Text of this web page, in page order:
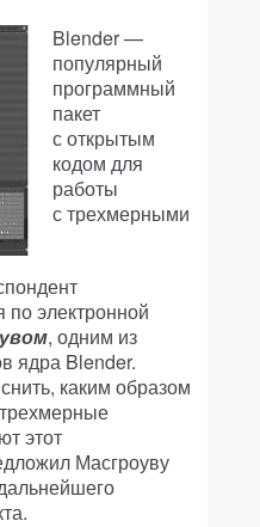
Blender —
популярный
программный
пакет
с открытым
кодом для
работы
с трехмерными
по электронной
, одним из
ядра Blender.
каким образом
этот
Масгроуву